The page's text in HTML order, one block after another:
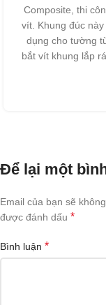
Composite, thi
vít. Khung đúc
dụng cho tường
bắt vít khung lắp
Để lại một
Email của bạn sẽ
được đánh dấu *
Bình luận *